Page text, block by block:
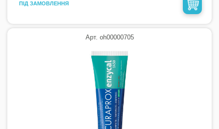
ПІД ЗАМОВЛЕННЯ
Арт. oh00000705